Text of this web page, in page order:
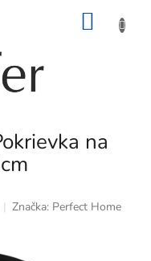
na
Značka: Perfect Home